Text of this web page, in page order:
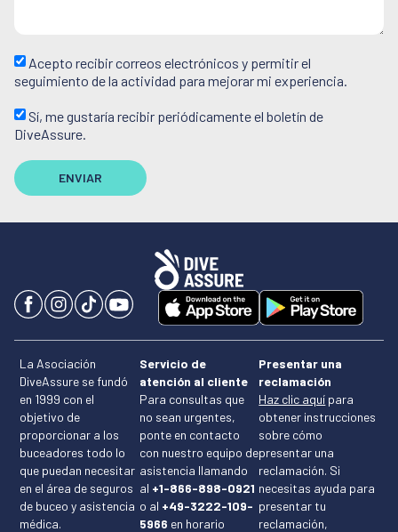
Acepto recibir correos electrónicos y permitir el
seguimiento de la actividad para mejorar mi experiencia.
Sí, me gustaría recibir periódicamente el boletín de
DiveAssure.
ENVIAR
La Asociación
DiveAssure se fundó
en 1999 con el
objetivo de
proporcionar a los
buceadores todo lo
que puedan necesitar
en el área de seguros
de buceo y asistencia
médica.
Servicio de
atención al cliente
Para consultas que
no sean urgentes,
ponte en contacto
con nuestro equipo de
asistencia llamando
al +1-866-898-0921
o al +49-3222-109-
5966 en horario
Presentar una
reclamación
Haz clic aquí para
obtener instrucciones
sobre cómo
presentar una
reclamación. Si
necesitas ayuda para
presentar tu
reclamación,